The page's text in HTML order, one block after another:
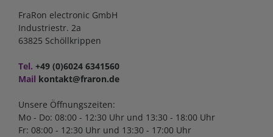
FraRon electronic GmbH
Industriestr. 2a
63825 Schöllkrippen
Tel. +49 (0)6024 6341560
Mail kontakt@fraron.de
Unsere Öffnungszeiten:
Mo - Do: 08:00 - 12:30 Uhr und 13:30 - 18:00 Uhr
Fr: 08:00 - 12:30 Uhr und 13:30 - 17:00 Uhr